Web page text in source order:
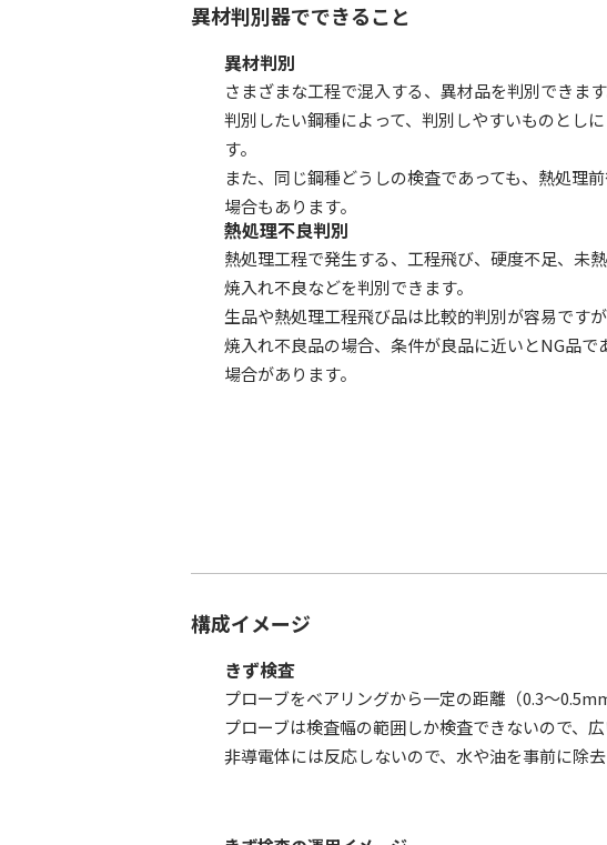
異材判別器でできること
異材判別
さまざまな工程で混入する、異材品を判別できます
判別したい鋼種によって、判別しやすいものとし
す。
また、同じ鋼種どうしの検査であっても、熱処理
場合もあります。
熱処理不良判別
熱処理工程で発生する、工程飛び、硬度不足、未
焼入れ不良などを判別できます。
生品や熱処理工程飛び品は比較的判別が容易です
焼入れ不良品の場合、条件が良品に近いとNG品で
場合があります。
構成イメージ
きず検査
プローブをベアリングから一定の距離（0.3～
プローブは検査幅の範囲しか検査できないので、
非導電体には反応しないので、水や油を事前に除